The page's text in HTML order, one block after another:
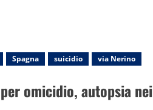
Spagna suicidio via Nerino
omicidio, autopsia nei